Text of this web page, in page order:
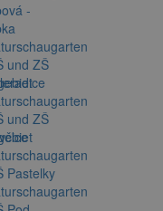
-
und ZŠ
und ZŠ
Pastelky